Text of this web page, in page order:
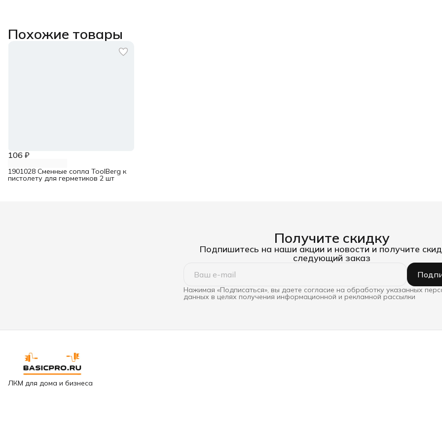
Похожие товары
106 ₽
1901028 Сменные сопла ToolBerg к
пистолету для герметиков 2 шт
Получите скидку
Подпишитесь на наши акции и новости и получите
следующий заказ
Нажимая «Подписаться», вы даете согласие на обработку указанных
данных в целях получения информационной и рекламной рассылки
ЛКМ для дома и бизнеса